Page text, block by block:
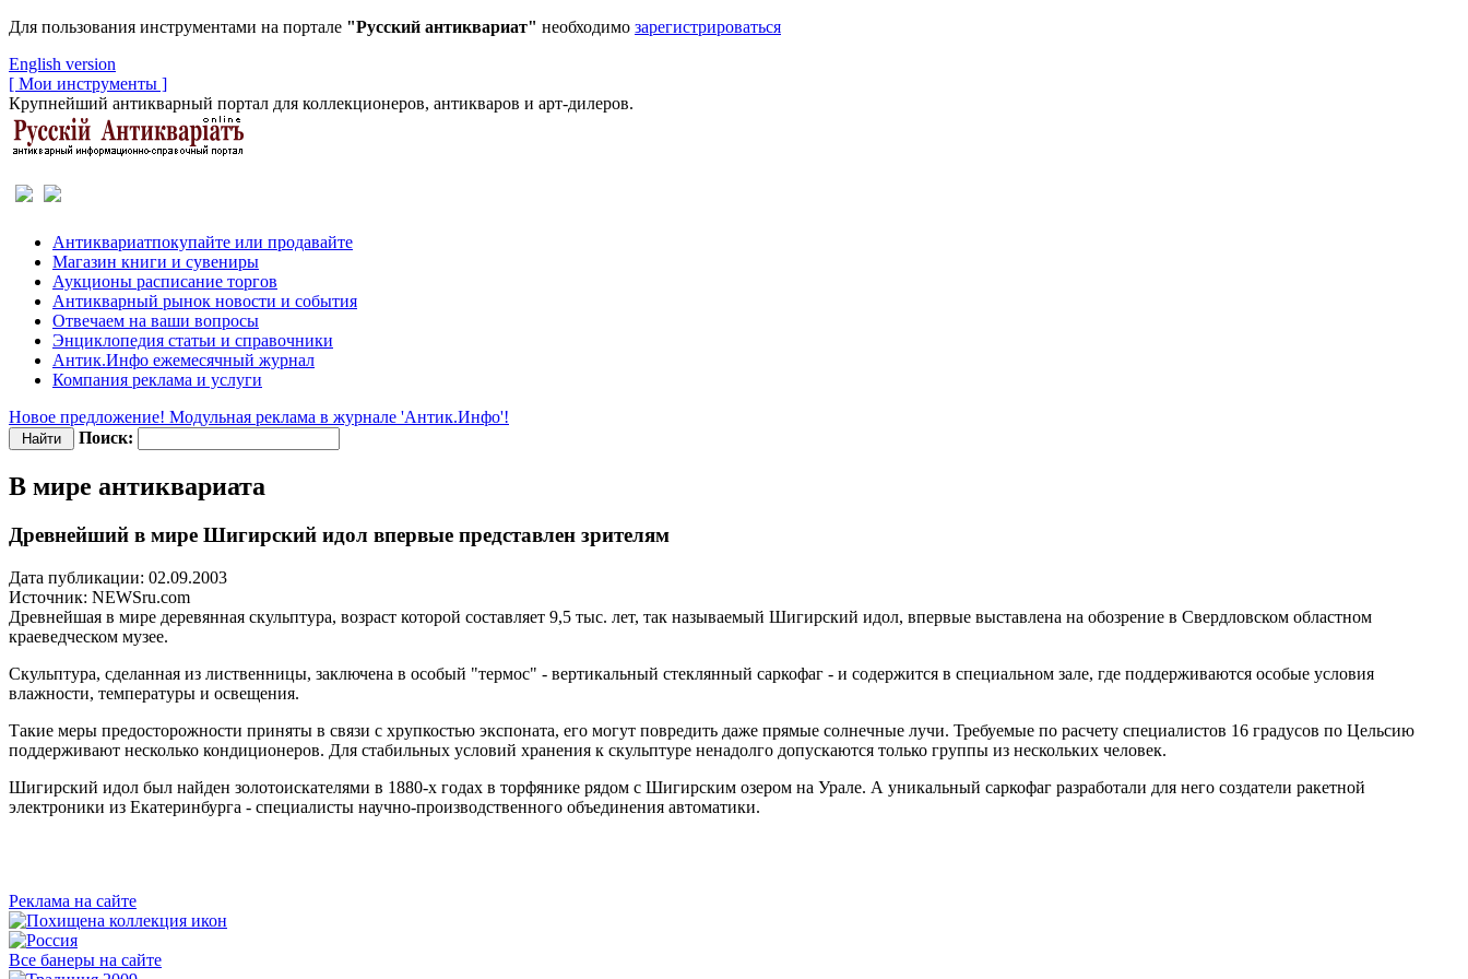
Для пользования инструментами на портале "Русский антиквариат" необходимо зарегистрироваться
English version
[ Мои инструменты ]
Крупнейший антикварный портал для коллекционеров, антикваров и арт-дилеров.
Антиквариатпокупайте или продавайте
Магазин книги и сувениры
Аукционы расписание торгов
Антикварный рынок новости и события
Отвечаем на ваши вопросы
Энциклопедия статьи и справочники
Антик.Инфо ежемесячный журнал
Компания реклама и услуги
Новое предложение! Модульная реклама в журнале 'Антик.Инфо'!
Поиск:
В мире антиквариата
Древнейший в мире Шигирский идол впервые представлен зрителям
Дата публикации: 02.09.2003
Источник: NEWSru.com
Древнейшая в мире деревянная скульптура, возраст которой составляет 9,5 тыс. лет, так называемый Шигирский идол, впервые выставлена на обозрение в Свердловском областном
краеведческом музее.
Скульптура, сделанная из лиственницы, заключена в особый "термос" - вертикальный стеклянный саркофаг - и содержится в специальном зале, где поддерживаются особые условия
влажности, температуры и освещения.
Такие меры предосторожности приняты в связи с хрупкостью экспоната, его могут повредить даже прямые солнечные лучи. Требуемые по расчету специалистов 16 градусов по Цельсию
поддерживают несколько кондиционеров. Для стабильных условий хранения к скульптуре ненадолго допускаются только группы из нескольких человек.
Шигирский идол был найден золотоискателями в 1880-х годах в торфянике рядом с Шигирским озером на Урале. А уникальный саркофаг разработали для него создатели ракетной
электроники из Екатеринбурга - специалисты научно-производственного объединения автоматики.
Реклама на сайте
Все банеры на сайте